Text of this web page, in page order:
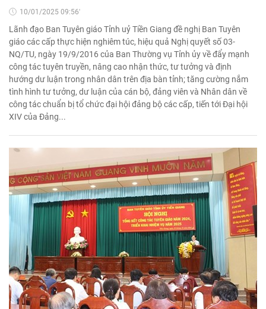
10/01/2025 09:56'
Lãnh đạo Ban Tuyên giáo Tỉnh uỷ Tiền Giang đề nghị Ban Tuyên
giáo các cấp thực hiện nghiêm túc, hiệu quả Nghị quyết số 03-
NQ/TU, ngày 19/9/2016 của Ban Thường vụ Tỉnh ủy về đẩy mạnh
công tác tuyên truyền, nâng cao nhận thức, tư tưởng và định
hướng dư luận trong nhân dân trên địa bàn tỉnh; tăng cường nắm
tình hình tư tưởng, dư luận của cán bộ, đảng viên và Nhân dân về
công tác chuẩn bị tổ chức đại hội đảng bộ các cấp, tiến tới Đại hội
XIV của Đảng...